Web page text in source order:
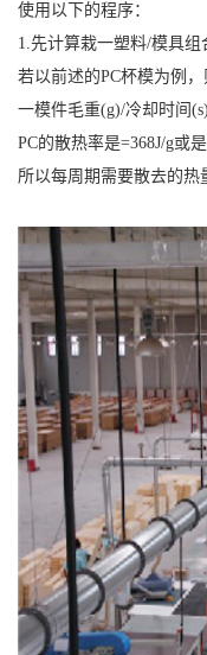
使用以下的程序：
1.先计算栽一塑料/模具组
若以前述的PC杯模为例
一模件毛重(g)/冷却时间
PC的散热率是=368J/g或
所以每周期需要散去的热